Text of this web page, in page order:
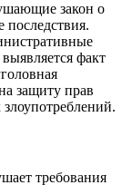
закон о
последствия.
факт
защиту прав
требования